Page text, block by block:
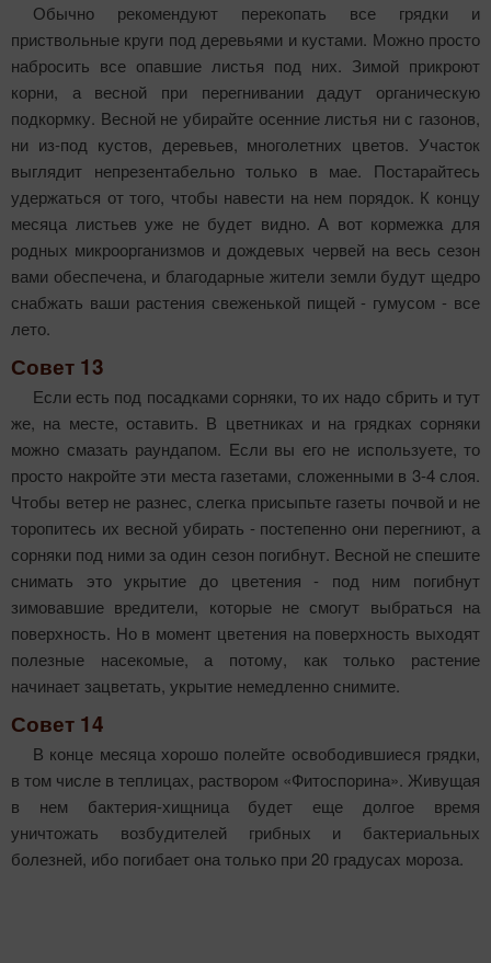
Обычно рекомендуют перекопать все грядки и
приствольные круги под деревьями и кустами. Можно просто
набросить все опавшие листья под них. Зимой прикроют
корни, а весной при перегнивании дадут органическую
подкормку. Весной не убирайте осенние листья ни с газонов,
ни из-под кустов, деревьев, многолетних цветов. Участок
выглядит непрезентабельно только в мае. Постарайтесь
удержаться от того, чтобы навести на нем порядок. К концу
месяца листьев уже не будет видно. А вот кормежка для
родных микроорганизмов и дождевых червей на весь сезон
вами обеспечена, и благодарные жители земли будут щедро
снабжать ваши растения свеженькой пищей - гумусом - все
лето.
Совет 13
Если есть под посадками сорняки, то их надо сбрить и тут
же, на месте, оставить. В цветниках и на грядках сорняки
можно смазать раундапом. Если вы его не используете, то
просто накройте эти места газетами, сложенными в 3-4 слоя.
Чтобы ветер не разнес, слегка присыпьте газеты почвой и не
торопитесь их весной убирать - постепенно они перегниют, а
сорняки под ними за один сезон погибнут. Весной не спе­шите
снимать это укрытие до цветения - под ним погибнут
зимовавшие вредители, которые не смогут выбраться на
поверхность. Но в момент цветения на поверхность выходят
полезные насекомые, а потому, как только растение
начинает зацветать, укрытие немедленно снимите.
Совет 14
В конце месяца хорошо полейте освободившиеся грядки,
в том числе в теплицах, раствором «Фитоспорина». Живущая
в нем бактерия-хищница будет еще долгое время
уничтожать возбудителей грибных и бактериальных
болезней, ибо погибает она только при 20 градусах мороза.